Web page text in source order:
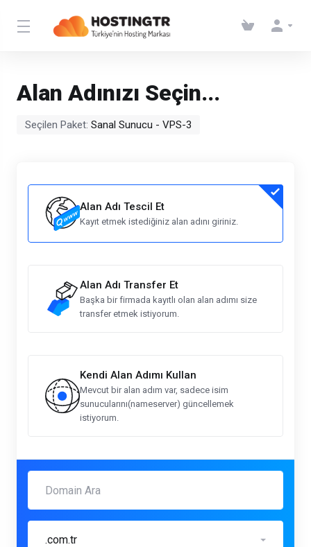
Alan Adınızı Seçin...
Seçilen Paket: Sanal Sunucu - VPS-3
Alan Adı Tescil Et
Kayıt etmek istediğiniz alan adını giriniz.
Alan Adı Transfer Et
Başka bir firmada kayıtlı olan alan adımı size
transfer etmek istiyorum.
Kendi Alan Adımı Kullan
Mevcut bir alan adım var, sadece isim
sunucularını(nameserver) güncellemek
istiyorum.
.com.tr